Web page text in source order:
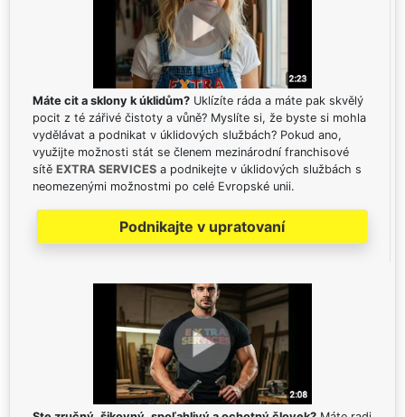
Máte cit a sklony k úklidům? Uklízíte ráda a máte pak skvělý
pocit z té zářivé čistoty a vůně? Myslíte si, že byste si mohla
vydělávat a podnikat v úklidových službách? Pokud ano,
využijte možnosti stát se členem mezinárodní franchisové
sítě EXTRA SERVICES a podnikejte v úklidových službách s
neomezenými možnostmi po celé Evropské unii.
Podnikajte v upratovaní